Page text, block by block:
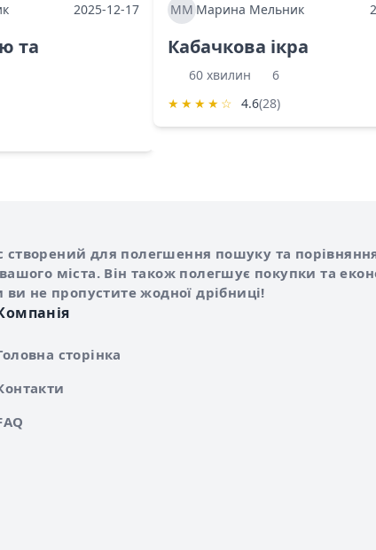
2025-12-17
та
ММ Марина Мельник
Кабачкова ікра
60 хвилин
6
★ ★ ★ ★ ☆ 4.6(28)
створений для полегшення пошуку та
міста. Він також полегшує покупки та
не пропустите жодної дрібниці!
сторінка